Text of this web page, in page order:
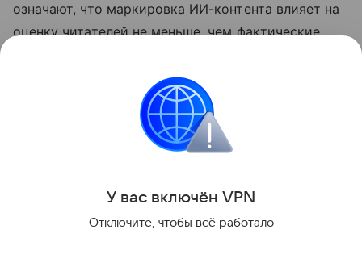
означают, что маркировка ИИ-контента влияет на
оценку читателей не меньше, чем фактические
➤ Подписывайтесь на телеграм-канал «РБК
Трендов» — будьте в курсе последних тенденций в
науке, бизнесе, обществе и технологиях.
Поделиться
У вас включён VPN
Отключите, чтобы всё работало